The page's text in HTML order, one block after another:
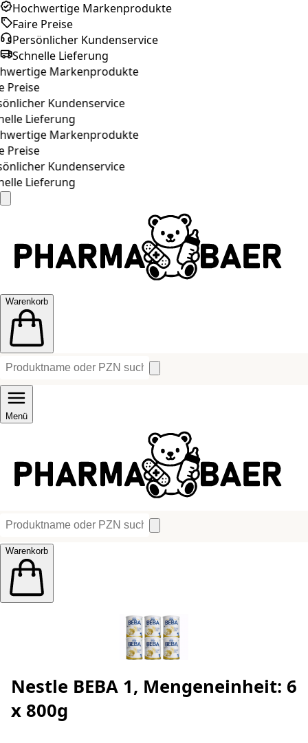
Hochwertige Markenprodukte
Faire Preise
Persönlicher Kundenservice
Schnelle Lieferung
Markenprodukte
Kundenservice
Lieferung
Markenprodukte
Kundenservice
Lieferung
Warenkorb
Menü
Warenkorb
Nestle BEBA 1, Mengeneinheit: 6
x 800g